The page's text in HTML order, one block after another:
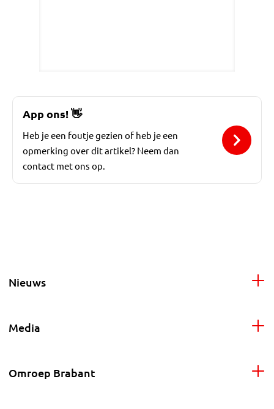
App ons!👋
Heb je een foutje gezien of heb je een
opmerking over dit artikel? Neem dan
contact met ons op.
Nieuws
Media
Omroep Brabant